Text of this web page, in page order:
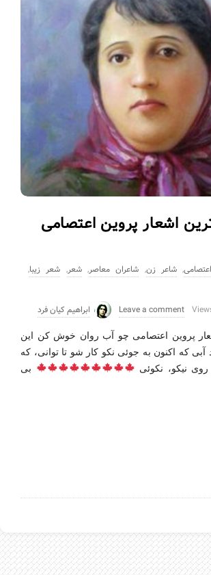
اشعار پروین اعتصامی
,شاعر زن, شاعران معاصر,شعر, شعر زیبا,
Leave a comment ابراهیم کیان فرد
پروین اعتصامی چو آب روان خوش کن این
آبی که اکنون به جوئی نکو کار شو تا توانی، که
نیکو، نکوئی
بی